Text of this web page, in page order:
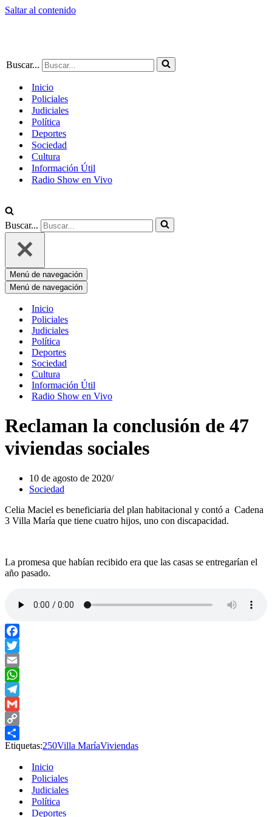
Saltar al contenido
Buscar...
Inicio
Policiales
Judiciales
Política
Deportes
Sociedad
Cultura
Información Útil
Radio Show en Vivo
Buscar...
Menú de navegación
Menú de navegación
Inicio
Policiales
Judiciales
Política
Deportes
Sociedad
Cultura
Información Útil
Radio Show en Vivo
Reclaman la conclusión de 47
viviendas sociales
10 de agosto de 2020
Sociedad
Celia Maciel es beneficiaria del plan habitacional y contó a Cadena
3 Villa María que tiene cuatro hijos, uno con discapacidad.
La promesa que habían recibido era que las casas se entregarían el
año pasado.
Facebook
Twitter
Email
WhatsApp
Telegram
Gmail
Copy
Link
Compartir
Etiquetas:250Villa MaríaViviendas
Inicio
Policiales
Judiciales
Política
Deportes